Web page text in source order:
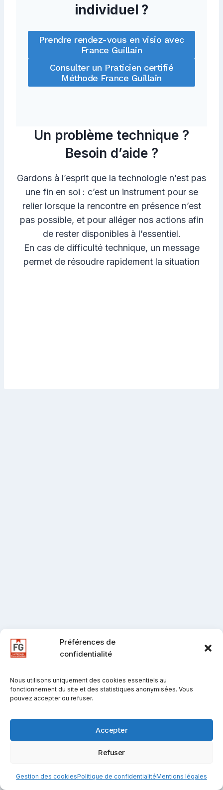
Préférences de
confidentialité
Nous utilisons uniquement des cookies essentiels au
fonctionnement du site et des statistiques anonymisées. Vous
pouvez accepter ou refuser.
Accepter
Refuser
Gestion des cookiesPolitique de confidentialitéMentions légales
individuel ?
Prendre rendez-vous en visio avec
France Guillain
Consulter un Praticien certifié
Méthode France Guillain
Un problème technique ?
Besoin d’aide ?
Gardons à l’esprit que la technologie n’est pas
une fin en soi : c’est un instrument pour se
relier lorsque la rencontre en présence n’est
pas possible, et pour alléger nos actions afin
de rester disponibles à l’essentiel.
En cas de difficulté technique, un message
permet de résoudre rapidement la situation